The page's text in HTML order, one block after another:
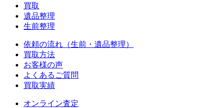
買取
遺品整理
生前整理
依頼の流れ（生前・遺品整理）
買取方法
お客様の声
よくあるご質問
買取実績
オンライン査定